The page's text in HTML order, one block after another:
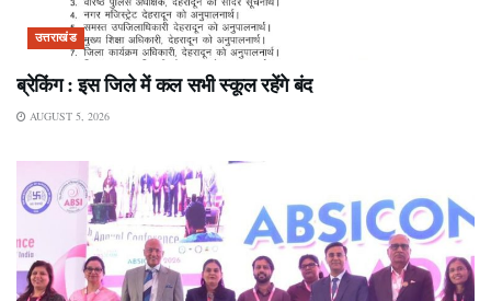
उत्तराखंड
ब्रेकिंग : इस जिले में कल सभी स्कूल रहेंगे बंद
AUGUST 5, 2026